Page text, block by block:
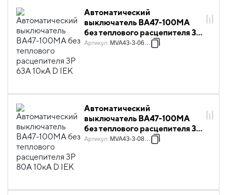
Автоматический
выключатель ВА47-100МА
без теплового расцепителя 3P
63А 10кА D IEK
Артикул: MVA43-3-063-D
Автоматический
выключатель ВА47-100МА
без теплового расцепителя 3P
80А 10кА D IEK
Артикул: MVA43-3-080-D